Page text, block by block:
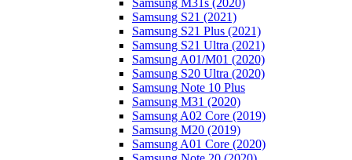
Samsung M31s (2020)
Samsung S21 (2021)
Samsung S21 Plus (2021)
Samsung S21 Ultra (2021)
Samsung A01/M01 (2020)
Samsung S20 Ultra (2020)
Samsung Note 10 Plus
Samsung M31 (2020)
Samsung A02 Core (2019)
Samsung M20 (2019)
Samsung A01 Core (2020)